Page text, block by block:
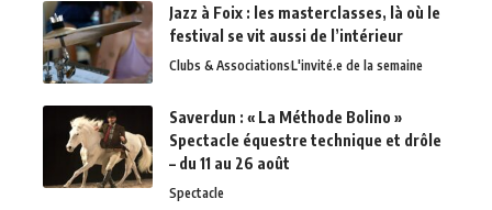
Jazz à Foix : les masterclasses, là où le
festival se vit aussi de l’intérieur
Clubs & AssociationsL'invité.e de la semaine
Saverdun : « La Méthode Bolino »
Spectacle équestre technique et drôle
– du 11 au 26 août
Spectacle